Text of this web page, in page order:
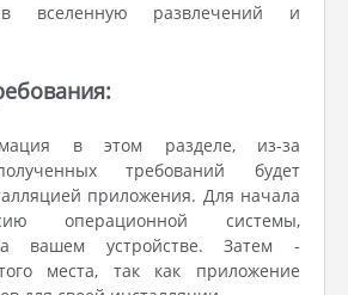
в вселенную развлечений и
в этом разделе, из-за
требований будет
приложения. Для начала
операционной системы,
вашем устройстве. Затем -
места, так как приложение